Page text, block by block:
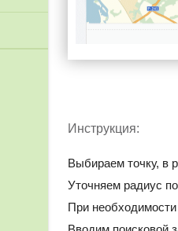
Инструкция:
Выбираем точку, в
Уточняем радиус
При